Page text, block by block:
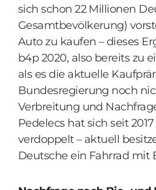
sich schon 22 Millionen
Gesamtbevölkerung)
Auto zu kaufen – dieses
b4p 2020, also bereits zu
als es die aktuelle
Bundesregierung noch
Verbreitung und
Pedelecs hat sich seit
verdoppelt – aktuell
Deutsche ein Fahrrad mit